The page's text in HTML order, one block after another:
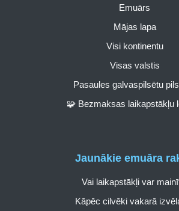
Emuārs
Mājas lapa
Visi kontinentu
Visas valstis
Pasaules galvaspilsētu
🧩 Bezmaksas laikapstākļu
Jaunākie emuāra
Vai laikapstākļi var
Kāpēc cilvēki vakarā